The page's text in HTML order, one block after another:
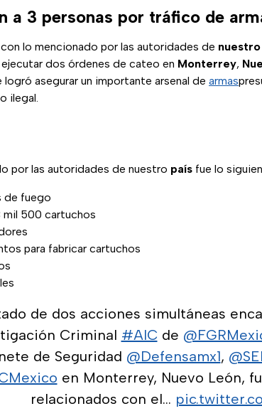
a 3 personas por tráfico de
lo mencionado por las autoridades de nuestro
dos órdenes de cateo en Monterrey,
logró asegurar un importante arsenal de armas
ilegal.
por las autoridades de nuestro país fue lo
de fuego
mil 500 cartuchos
para fabricar cartuchos
de dos acciones simultáneas
Criminal #AIC de
de Seguridad @Defensamx1,
en Monterrey, Nuevo León,
relacionados con el…